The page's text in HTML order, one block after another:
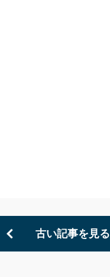
古い記事を見る